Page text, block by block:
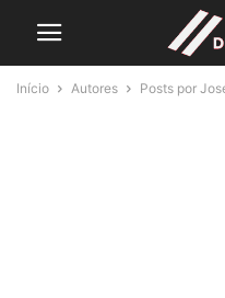
Início Autores Posts por